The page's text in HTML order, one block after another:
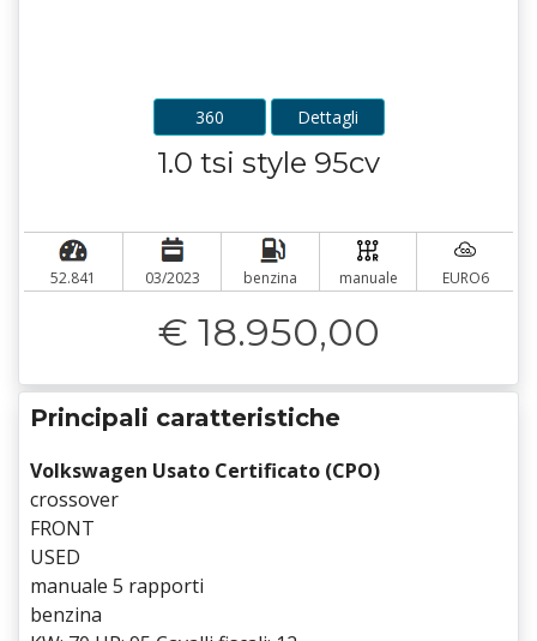
360 Dettagli
1.0 tsi style 95cv
52.841 03/2023 benzina manuale EURO6
€ 18.950,00
Principali caratteristiche
Volkswagen Usato Certificato (CPO)
crossover
FRONT
USED
manuale 5 rapporti
benzina